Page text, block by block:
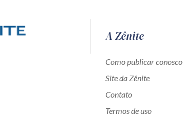
A Zênite
Como publicar conosco
Site da Zênite
Contato
Termos de uso